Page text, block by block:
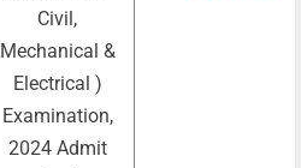
Civil,
Mechanical &
Electrical )
Examination,
2024 Admit